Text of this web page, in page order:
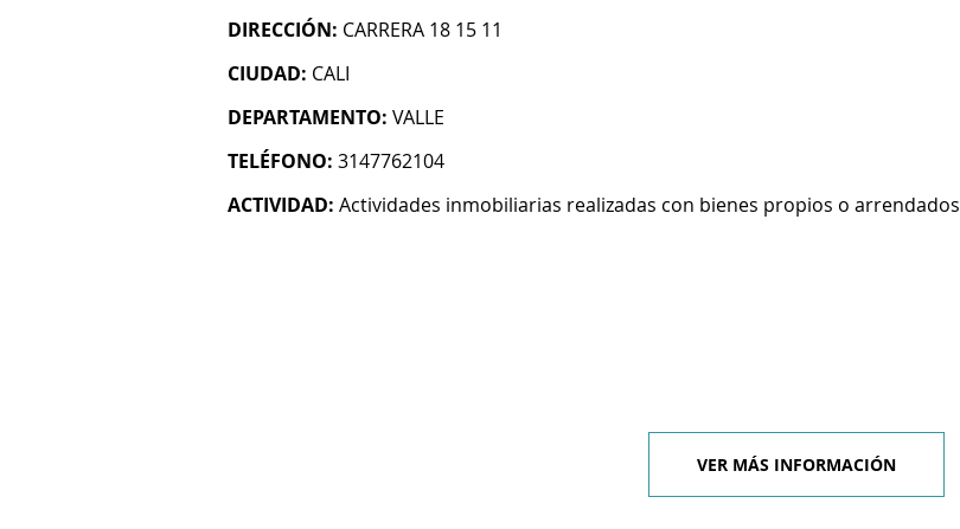
DIRECCIÓN: CARRERA 18 15 11
CIUDAD: CALI
DEPARTAMENTO: VALLE
TELÉFONO: 3147762104
ACTIVIDAD: Actividades inmobiliarias realizadas con bienes propios o arrendados
VER MÁS INFORMACIÓN